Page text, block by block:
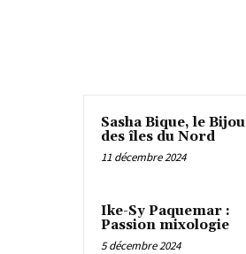
Sasha Bique, le Bijou
des îles du Nord
11 décembre 2024
Ike-Sy Paquemar :
Passion mixologie
5 décembre 2024